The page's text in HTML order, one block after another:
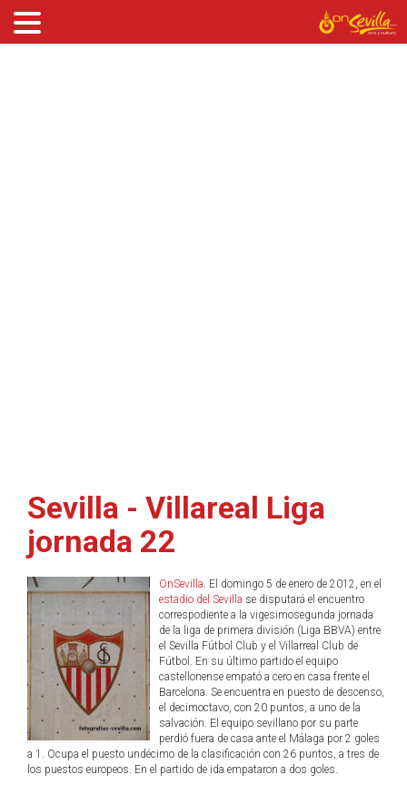
Sevilla - Villareal Liga
jornada 22
OnSevilla. El domingo 5 de enero de 2012, en el
estadio del Sevilla se disputará el encuentro
correspodiente a la vigesimosegunda jornada
de la liga de primera división (Liga BBVA) entre
el Sevilla Fútbol Club y el Villarreal Club de
Fútbol. En su último partido el equipo
castellonense empató a cero en casa frente el
Barcelona. Se encuentra en puesto de descenso,
el decimoctavo, con 20 puntos, a uno de la
salvación. El equipo sevillano por su parte
perdió fuera de casa ante el Málaga por 2 goles
a 1. Ocupa el puesto undécimo de la clasificación con 26 puntos, a tres de
los puestos europeos. En el partido de ida empataron a dos goles.